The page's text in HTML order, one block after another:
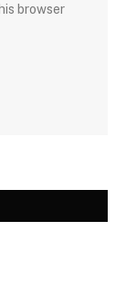
browser